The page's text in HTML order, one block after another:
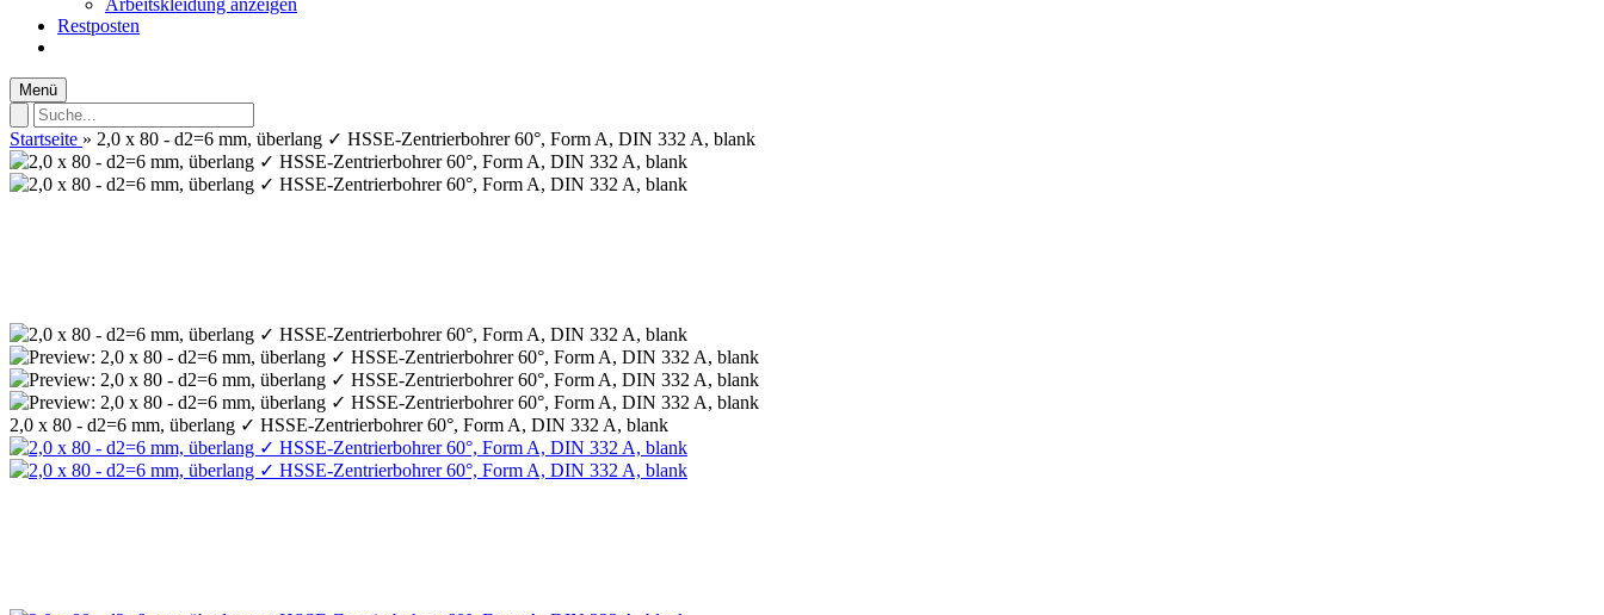
Arbeitskleidung anzeigen
Restposten
Menü
Startseite » 2,0 x 80 - d2=6 mm, überlang ✓ HSSE-Zentrierbohrer 60°, Form A, DIN 332 A, blank
2,0 x 80 - d2=6 mm, überlang ✓ HSSE-Zentrierbohrer 60°, Form A, DIN 332 A, blank